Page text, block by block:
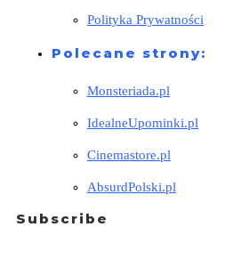
Polityka Prywatności
Polecane strony:
Monsteriada.pl
IdealneUpominki.pl
Cinemastore.pl
AbsurdPolski.pl
Subscribe